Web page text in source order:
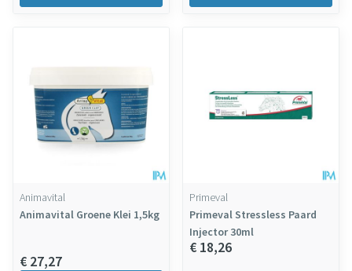
Animavital
Animavital Groene Klei 1,5kg
€ 27,27
Primeval
Primeval Stressless Paard
Injector 30ml
€ 18,26